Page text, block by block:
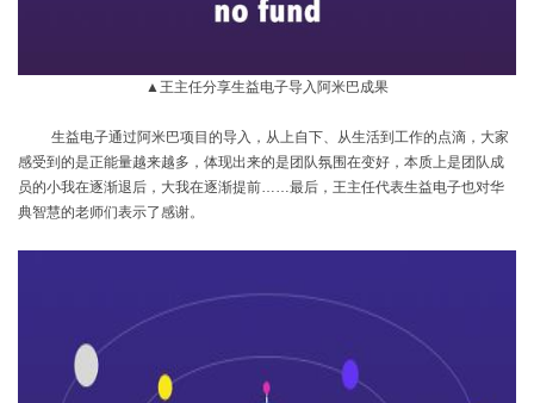
▲王主任分享生益电子导入阿米巴成果
生益电子通过阿米巴项目的导入，从上自下、从生活到工作的点滴，大家
感受到的是正能量越来越多，体现出来的是团队氛围在变好，本质上是团队成
员的小我在逐渐退后，大我在逐渐提前……最后，王主任代表生益电子也对华
典智慧的老师们表示了感谢。